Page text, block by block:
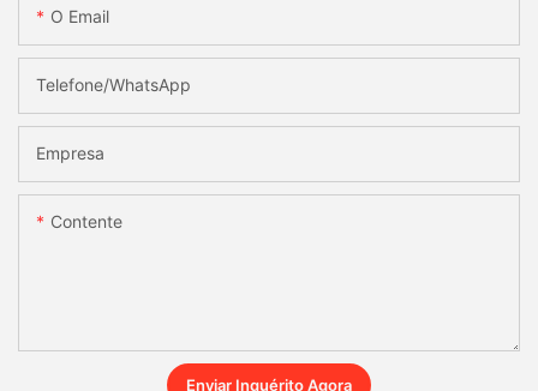
O Email
Telefone/WhatsApp
Empresa
Contente
Enviar Inquérito Agora